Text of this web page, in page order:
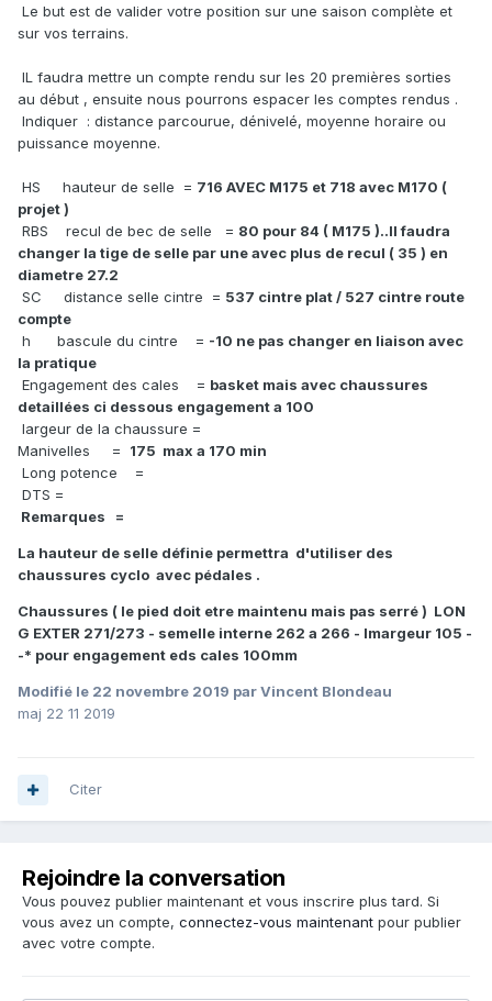
Le but est de valider votre position sur une saison complète et
sur vos terrains.
IL faudra mettre un compte rendu sur les 20 premières sorties
au début , ensuite nous pourrons espacer les comptes rendus .
Indiquer : distance parcourue, dénivelé, moyenne horaire ou
puissance moyenne.
HS hauteur de selle = 716 AVEC M175 et 718 avec M170 (
projet )
RBS recul de bec de selle = 80 pour 84 ( M175 )..Il faudra
changer la tige de selle par une avec plus de recul ( 35 ) en
diametre 27.2
SC distance selle cintre = 537 cintre plat / 527 cintre route
compte
h bascule du cintre = -10 ne pas changer en liaison avec
la pratique
Engagement des cales = basket mais avec chaussures
detaillées ci dessous engagement a 100
largeur de la chaussure =
Manivelles = 175 max a 170 min
Long potence =
DTS =
Remarques =
La hauteur de selle définie permettra d'utiliser des
chaussures cyclo avec pédales .
Chaussures ( le pied doit etre maintenu mais pas serré ) LON
G EXTER 271/273 - semelle interne 262 a 266 - lmargeur 105 -
-* pour engagement eds cales 100mm
Modifié le 22 novembre 2019 par Vincent Blondeau
maj 22 11 2019
Citer
Rejoindre la conversation
Vous pouvez publier maintenant et vous inscrire plus tard. Si
vous avez un compte, connectez-vous maintenant pour publier
avec votre compte.